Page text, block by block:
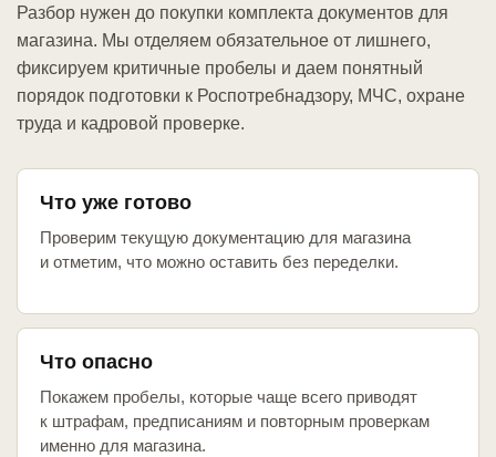
Разбор нужен до покупки комплекта документов для
магазина. Мы отделяем обязательное от лишнего,
фиксируем критичные пробелы и даем понятный
порядок подготовки к Роспотребнадзору, МЧС, охране
труда и кадровой проверке.
Что уже готово
Проверим текущую документацию для магазина
и отметим, что можно оставить без переделки.
Что опасно
Покажем пробелы, которые чаще всего приводят
к штрафам, предписаниям и повторным проверкам
именно для магазина.